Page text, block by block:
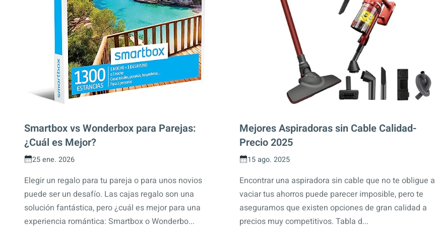
Smartbox vs Wonderbox para Parejas:
¿Cuál es Mejor?
25 ene. 2026
Elegir un regalo para tu pareja o para unos novios
puede ser un desafío. Las cajas regalo son una
solución fantástica, pero ¿cuál es mejor para una
experiencia romántica: Smartbox o Wonderbo...
Mejores Aspiradoras sin Cable Calidad-
Precio 2025
15 ago. 2025
Encontrar una aspiradora sin cable que no te obligue a
vaciar tus ahorros puede parecer imposible, pero te
aseguramos que existen opciones de gran calidad a
precios muy competitivos. Tabla d...